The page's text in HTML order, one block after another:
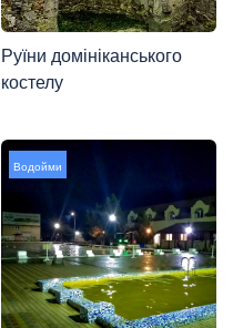
Руїни домініканського
костелу
Водойми